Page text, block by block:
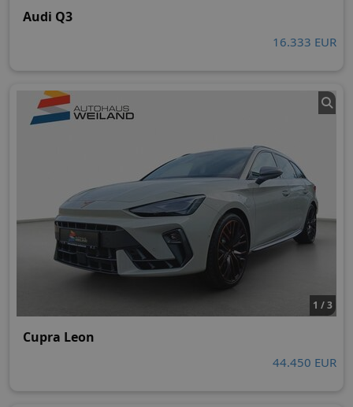
Audi Q3
16.333 EUR
1 / 3
Cupra Leon
44.450 EUR